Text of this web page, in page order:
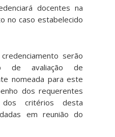
docentes na
no caso estabelecido
serão
de avaliação de
nomeada para este
dos requerentes
critérios desta
em reunião do